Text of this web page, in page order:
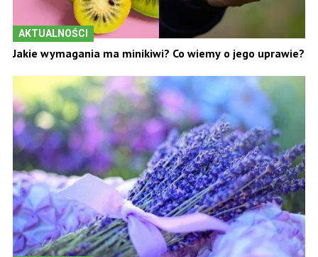
AKTUALNOŚCI
Jakie wymagania ma minikiwi? Co wiemy o jego uprawie?